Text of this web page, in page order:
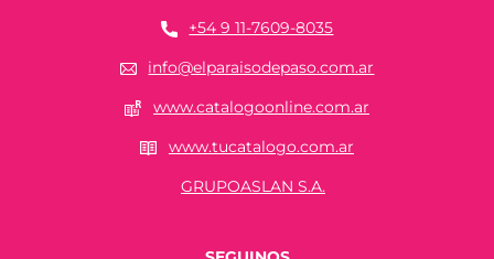
+54 9 11-7609-8035
info@elparaisodepaso.com.ar
www.catalogoonline.com.ar
www.tucatalogo.com.ar
GRUPOASLAN S.A.